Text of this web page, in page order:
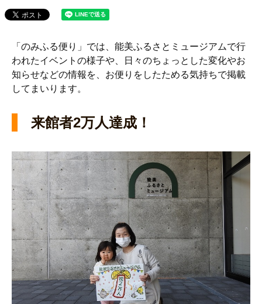
「のみふる便り」では、能美ふるさとミュージアムで行
われたイベントの様子や、日々のちょっとした変化やお
知らせなどの情報を、お便りをしたためる気持ちで掲載
してまいります。
来館者2万人達成！